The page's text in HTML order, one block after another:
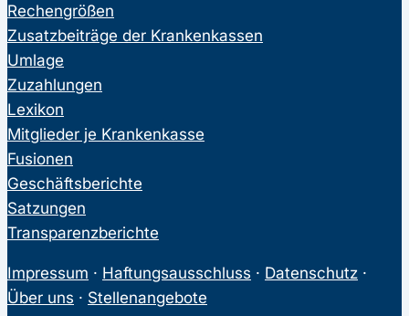
Rechengrößen
Zusatzbeiträge der Krankenkassen
Umlage
Zuzahlungen
Lexikon
Mitglieder je Krankenkasse
Fusionen
Geschäftsberichte
Satzungen
Transparenzberichte
Impressum · Haftungsausschluss · Datenschutz ·
Über uns · Stellenangebote